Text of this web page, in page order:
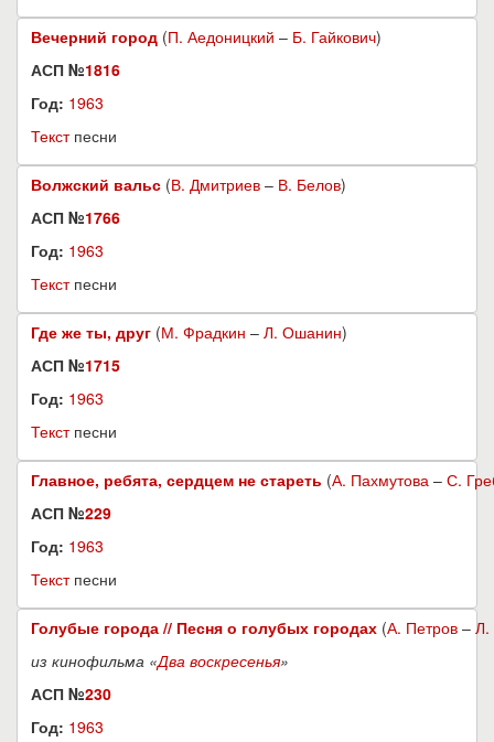
Вечерний город (П. Аедоницкий – Б. Гайкович)
АСП №1816
Год: 1963
Текстпесни
Волжский вальс (В. Дмитриев – В. Белов)
АСП №1766
Год: 1963
Текстпесни
Где же ты, друг (М. Фрадкин – Л. Ошанин)
АСП №1715
Год: 1963
Текстпесни
Главное, ребята, сердцем не стареть (А. Пахмутова – С.
АСП №229
Год: 1963
Текстпесни
Голубые города // Песня о голубых городах (А. Петров – Л.
из кинофильма «Два воскресенья»
АСП №230
Год: 1963